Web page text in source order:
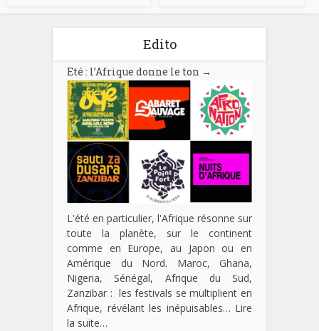
Edito
Eté : l’Afrique donne le ton →
L'été en particulier, l'Afrique résonne sur
toute la planète, sur le continent
comme en Europe, au Japon ou en
Amérique du Nord. Maroc, Ghana,
Nigeria, Sénégal, Afrique du Sud,
Zanzibar : les festivals se multiplient en
Afrique, révélant les inépuisables… Lire
la suite…